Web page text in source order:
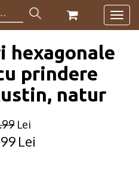
hexagonale
prindere
natur
Lei
Original
Lei
Current